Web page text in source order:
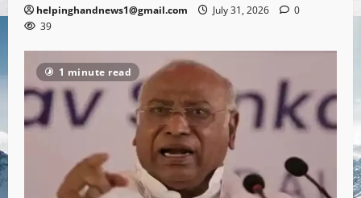
helpinghandnews1@gmail.com July 31, 2026
0
39
1 minute read